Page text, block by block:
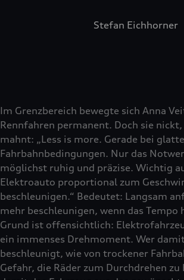
Stefan Eichhorner
Im Grenzbereich bewegte sich Anna
Rennfahren permanent. Doch sie
mahnt: „Less is more. Gerade bei
Fahrbahnbedingungen. Nur das
möglichst ruhig und präzise. Wichtig
Elektroauto proportional zum
beschleunigen.“ Bedeutet: Langsam
mehr beschleunigen, wenn das Tempo
Grund ist offensichtlich:
ein immenses Drehmoment. Wer
beschleunigt, wie von trockener
Gefahr, die Räder zum Durchdrehen zu